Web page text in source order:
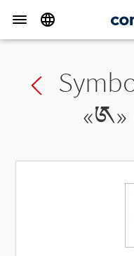
Previous char
«༁